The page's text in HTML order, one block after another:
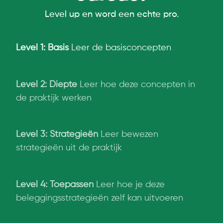
Level up en word een echte pro.
Level 1: Basis Leer de basisconcepten
Level 2: Diepte Leer hoe deze concepten in
de praktijk werken
Level 3: Strategieën Leer bewezen
strategieën uit de praktijk
Level 4: Toepassen
Leer hoe je deze
beleggingsstrategieën zelf kan uitvoeren